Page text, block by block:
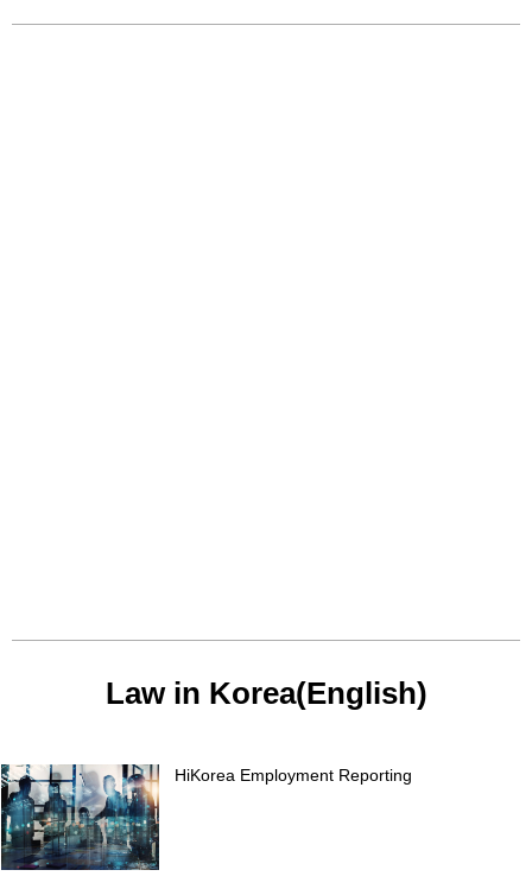
Law in Korea(English)
HiKorea Employment Reporting